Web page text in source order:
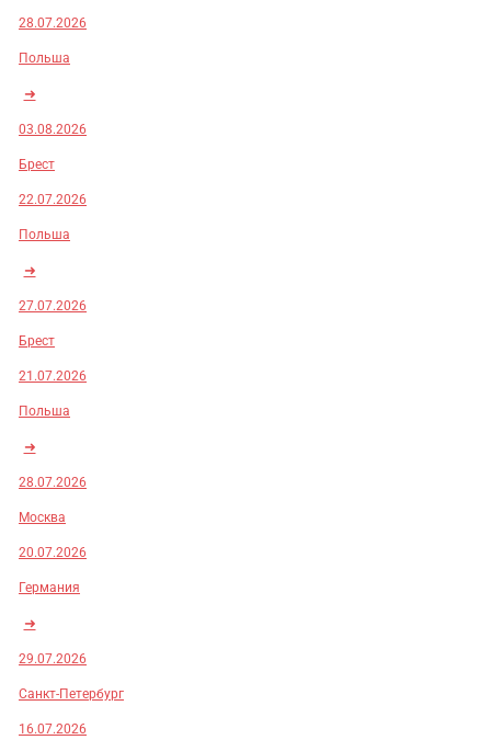
28.07.2026
Польша
➜
03.08.2026
Брест
22.07.2026
Польша
➜
27.07.2026
Брест
21.07.2026
Польша
➜
28.07.2026
Москва
20.07.2026
Германия
➜
29.07.2026
Санкт-Петербург
16.07.2026